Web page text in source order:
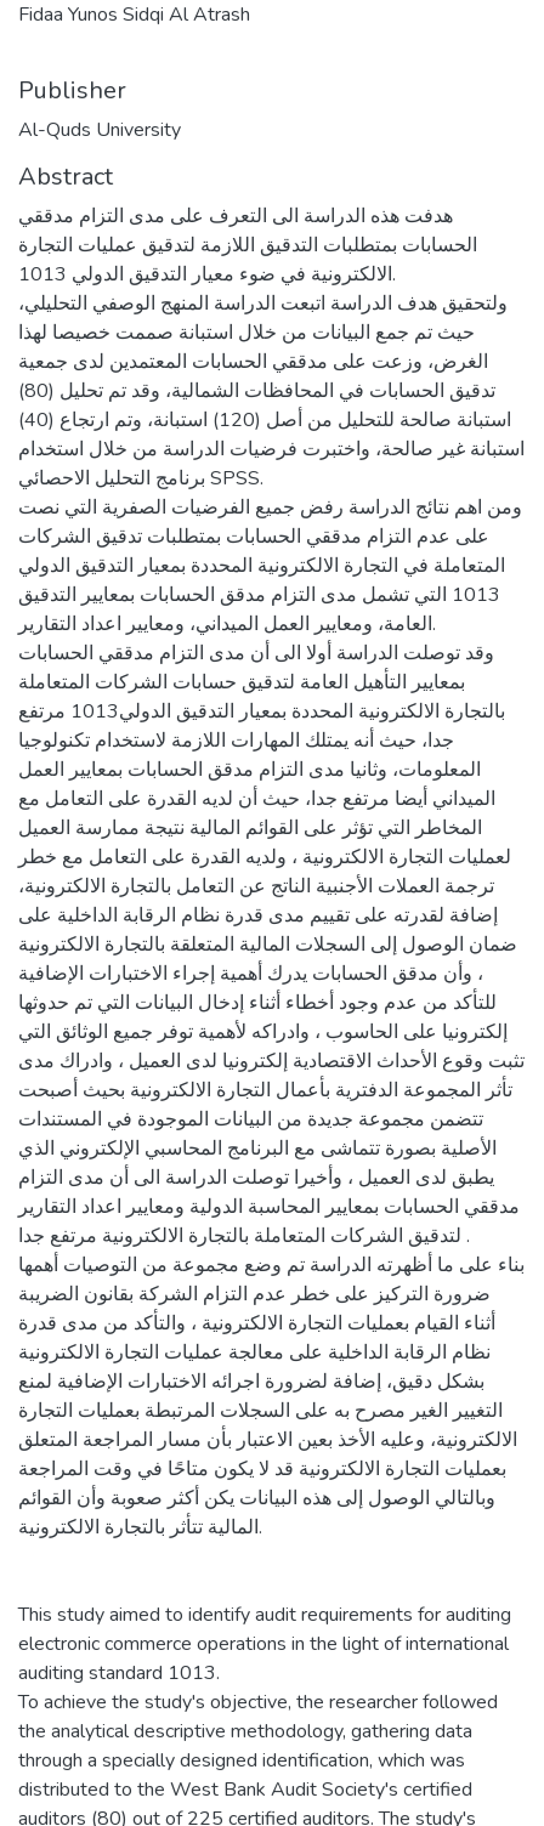
Fidaa Yunos Sidqi Al Atrash
Publisher
Al-Quds University
Abstract
هدفت هذه الدراسة الى التعرف على مدى التزام مدققي
الحسابات بمتطلبات التدقيق اللازمة لتدقيق عمليات التجارة
الالكترونية في ضوء معيار التدقيق الدولي 1013.
ولتحقيق هدف الدراسة اتبعت الدراسة المنهج الوصفي التحليلي،
حيث تم جمع البيانات من خلال استبانة صممت خصيصا لهذا
الغرض، وزعت على مدققي الحسابات المعتمدين لدى جمعية
تدقيق الحسابات في المحافظات الشمالية، وقد تم تحليل (80)
استبانة صالحة للتحليل من أصل (120) استبانة، وتم ارتجاع (40)
استبانة غير صالحة، واختبرت فرضيات الدراسة من خلال استخدام
برنامج التحليل الاحصائي SPSS.
ومن اهم نتائج الدراسة رفض جميع الفرضيات الصفرية التي نصت
على عدم التزام مدققي الحسابات بمتطلبات تدقيق الشركات
المتعاملة في التجارة الالكترونية المحددة بمعيار التدقيق الدولي
1013 التي تشمل مدى التزام مدقق الحسابات بمعايير التدقيق
العامة، ومعايير العمل الميداني، ومعايير اعداد التقارير.
وقد توصلت الدراسة أولا الى أن مدى التزام مدققي الحسابات
بمعايير التأهيل العامة لتدقيق حسابات الشركات المتعاملة
بالتجارة الالكترونية المحددة بمعيار التدقيق الدولي1013 مرتفع
جدا، حيث أنه يمتلك المهارات اللازمة لاستخدام تكنولوجيا
المعلومات، وثانيا مدى التزام مدقق الحسابات بمعايير العمل
الميداني أيضا مرتفع جدا، حيث أن لديه القدرة على التعامل مع
المخاطر التي تؤثر على القوائم المالية نتيجة ممارسة العميل
لعمليات التجارة الالكترونية ، ولديه القدرة على التعامل مع خطر
ترجمة العملات الأجنبية الناتج عن التعامل بالتجارة الالكترونية،
إضافة لقدرته على تقييم مدى قدرة نظام الرقابة الداخلية على
ضمان الوصول إلى السجلات المالية المتعلقة بالتجارة الالكترونية
، وأن مدقق الحسابات يدرك أهمية إجراء الاختبارات الإضافية
للتأكد من عدم وجود أخطاء أثناء إدخال البيانات التي تم حدوثها
إلكترونيا على الحاسوب ، وادراكه لأهمية توفر جميع الوثائق التي
تثبت وقوع الأحداث الاقتصادية إلكترونيا لدى العميل ، وادراك مدى
تأثر المجموعة الدفترية بأعمال التجارة الالكترونية بحيث أصبحت
تتضمن مجموعة جديدة من البيانات الموجودة في المستندات
الأصلية بصورة تتماشى مع البرنامج المحاسبي الإلكتروني الذي
يطبق لدى العميل ، وأخيرا توصلت الدراسة الى أن مدى التزام
مدققي الحسابات بمعايير المحاسبة الدولية ومعايير اعداد التقارير
لتدقيق الشركات المتعاملة بالتجارة الالكترونية مرتفع جدا .
بناء على ما أظهرته الدراسة تم وضع مجموعة من التوصيات أهمها
ضرورة التركيز على خطر عدم التزام الشركة بقانون الضريبة
أثناء القيام بعمليات التجارة الالكترونية ، والتأكد من مدى قدرة
نظام الرقابة الداخلية على معالجة عمليات التجارة الالكترونية
بشكل دقيق، إضافة لضرورة اجرائه الاختبارات الإضافية لمنع
التغيير الغير مصرح به على السجلات المرتبطة بعمليات التجارة
الالكترونية، وعليه الأخذ بعين الاعتبار بأن مسار المراجعة المتعلق
بعمليات التجارة الالكترونية قد لا يكون متاحًا في وقت المراجعة
وبالتالي الوصول إلى هذه البيانات يكن أكثر صعوبة وأن القوائم
المالية تتأثر بالتجارة الالكترونية.
This study aimed to identify audit requirements for auditing
electronic commerce operations in the light of international
auditing standard 1013.
To achieve the study's objective, the researcher followed
the analytical descriptive methodology, gathering data
through a specially designed identification, which was
distributed to the West Bank Audit Society's certified
auditors (80) out of 225 certified auditors. The study's